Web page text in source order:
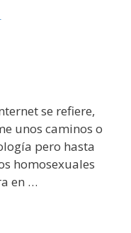
se refiere,
unos caminos o
pero hasta
homosexuales
en …